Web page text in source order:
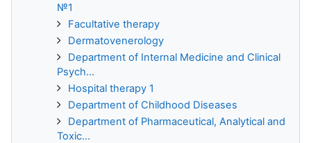
№1
Facultative therapy
Dermatovenerology
Department of Internal Medicine and Clinical
Psych...
Hospital therapy 1
Department of Childhood Diseases
Department of Pharmaceutical, Analytical and
Toxic...